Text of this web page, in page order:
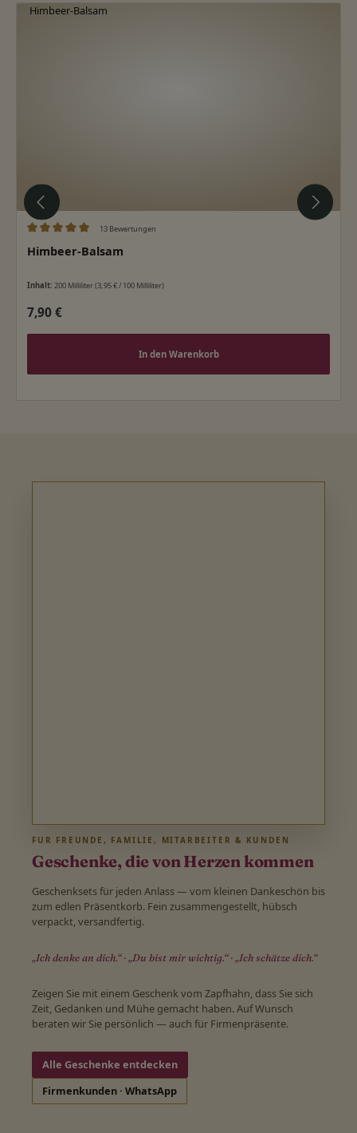
Produktgalerie überspringen
13 Bewertungen
Himbeer-Balsam
Inhalt: 200 Milliliter(3,95 € / 100 Milliliter)
Regulärer Preis:
7,90 €
In den Warenkorb
FÜR FREUNDE, FAMILIE, MITARBEITER & KUNDEN
Geschenke, die von Herzen kommen
Geschenksets für jeden Anlass — vom kleinen Dankeschön bis
zum edlen Präsentkorb. Fein zusammengestellt, hübsch
verpackt, versandfertig.
„Ich denke an dich.“ · „Du bist mir wichtig.“ · „Ich schätze dich.“
Zeigen Sie mit einem Geschenk vom Zapfhahn, dass Sie sich
Zeit, Gedanken und Mühe gemacht haben. Auf Wunsch
beraten wir Sie persönlich — auch für Firmenpräsente.
Alle Geschenke entdecken
Firmenkunden · WhatsApp